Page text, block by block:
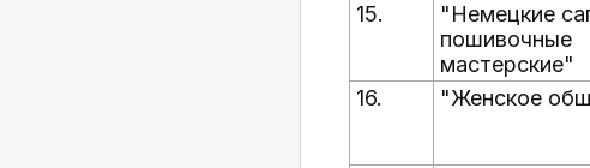
15.
"Немецкие
пошивочные
мастерские"
16. "Женское